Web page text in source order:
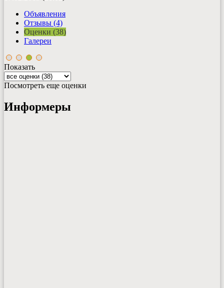
Объявления
Отзывы (4)
Оценки (38)
Галереи
Показать
Посмотреть еще оценки
Информеры